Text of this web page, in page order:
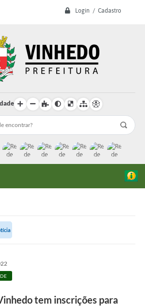
Login / Cadastro
Seletivostem inscrições para